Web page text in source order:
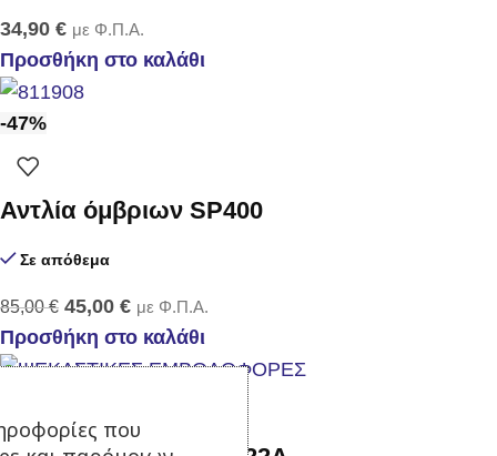
34,90 € με Φ.Π.Α.
Προσθήκη στο καλάθι
-47%
Αντλία όμβριων SP400
Σε απόθεμα
85,00€ 45,00 € με Φ.Π.Α.
Προσθήκη στο καλάθι
που